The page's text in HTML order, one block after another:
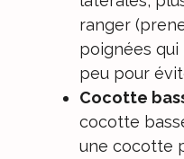
ranger
poignées qui
peu pour
Cocotte
cocotte
une cocotte